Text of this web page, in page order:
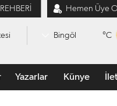
Hemen Üye Ol
Bingöl °C
Yazarlar Künye